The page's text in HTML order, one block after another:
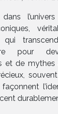
qui
pour
et de mythes
façonnent